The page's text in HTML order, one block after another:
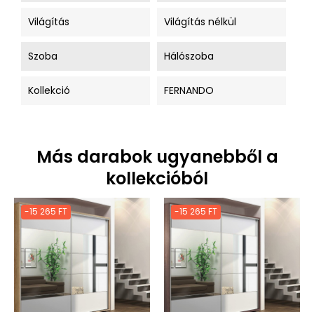
Világítás Világítás nélkül
Szoba Hálószoba
Kollekció FERNANDO
Más darabok ugyanebből a
kollekcióból
-15 265 FT -15 265 FT